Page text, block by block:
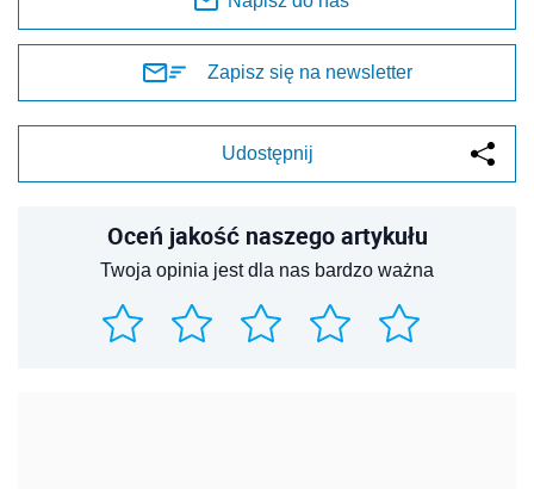
Zapisz się na newsletter
Udostępnij
Oceń jakość naszego artykułu
Twoja opinia jest dla nas bardzo ważna